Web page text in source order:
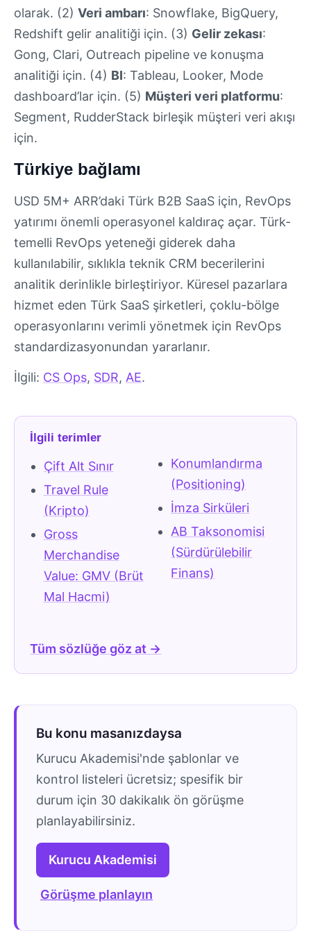
olarak. (2) Veri ambarı: Snowflake, BigQuery,
Redshift gelir analitiği için. (3) Gelir zekası:
Gong, Clari, Outreach pipeline ve konuşma
analitiği için. (4) BI: Tableau, Looker, Mode
dashboard’lar için. (5) Müşteri veri platformu:
Segment, RudderStack birleşik müşteri veri akışı
için.
Türkiye bağlamı
USD 5M+ ARR’daki Türk B2B SaaS için, RevOps
yatırımı önemli operasyonel kaldıraç açar. Türk-
temelli RevOps yeteneği giderek daha
kullanılabilir, sıklıkla teknik CRM becerilerini
analitik derinlikle birleştiriyor. Küresel pazarlara
hizmet eden Türk SaaS şirketleri, çoklu-bölge
operasyonlarını verimli yönetmek için RevOps
standardizasyonundan yararlanır.
İlgili: CS Ops, SDR, AE.
İlgili terimler
Çift Alt Sınır
Travel Rule
(Kripto)
Gross
Merchandise
Value: GMV (Brüt
Mal Hacmi)
Konumlandırma
(Positioning)
İmza Sirküleri
AB Taksonomisi
(Sürdürülebilir
Finans)
Tüm sözlüğe göz at →
Bu konu masanızdaysa
Kurucu Akademisi'nde şablonlar ve
kontrol listeleri ücretsiz; spesifik bir
durum için 30 dakikalık ön görüşme
planlayabilirsiniz.
Kurucu Akademisi
Görüşme planlayın